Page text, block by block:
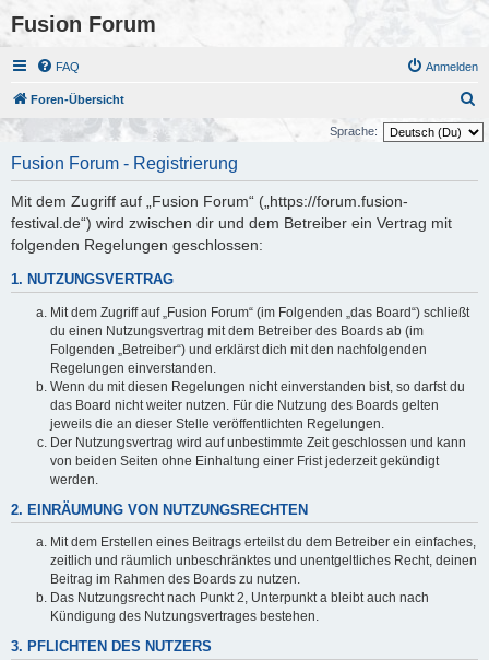
Fusion Forum
FAQ Anmelden
Foren-Übersicht
u
Sprache:
Fusion Forum - Registrierung
Mit dem Zugriff auf „Fusion Forum“ („https://forum.fusion-
festival.de“) wird zwischen dir und dem Betreiber ein Vertrag mit
folgenden Regelungen geschlossen:
1. NUTZUNGSVERTRAG
Mit dem Zugriff auf „Fusion Forum“ (im Folgenden „das Board“) schließt
du einen Nutzungsvertrag mit dem Betreiber des Boards ab (im
Folgenden „Betreiber“) und erklärst dich mit den nachfolgenden
Regelungen einverstanden.
Wenn du mit diesen Regelungen nicht einverstanden bist, so darfst du
das Board nicht weiter nutzen. Für die Nutzung des Boards gelten
jeweils die an dieser Stelle veröffentlichten Regelungen.
Der Nutzungsvertrag wird auf unbestimmte Zeit geschlossen und kann
von beiden Seiten ohne Einhaltung einer Frist jederzeit gekündigt
werden.
2. EINRÄUMUNG VON NUTZUNGSRECHTEN
Mit dem Erstellen eines Beitrags erteilst du dem Betreiber ein einfaches,
zeitlich und räumlich unbeschränktes und unentgeltliches Recht, deinen
Beitrag im Rahmen des Boards zu nutzen.
Das Nutzungsrecht nach Punkt 2, Unterpunkt a bleibt auch nach
Kündigung des Nutzungsvertrages bestehen.
3. PFLICHTEN DES NUTZERS